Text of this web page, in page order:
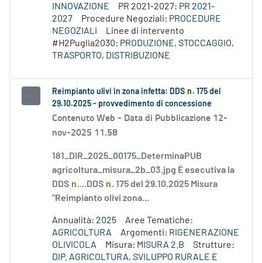
INNOVAZIONE
PR 2021-2027: PR 2021-
2027
Procedure Negoziali: PROCEDURE
NEGOZIALI
Linee di intervento
#H2Puglia2030: PRODUZIONE, STOCCAGGIO,
TRASPORTO, DISTRIBUZIONE
Reimpianto ulivi in zona infetta: DDS n . 175 del
29.10.2025 - provvedimento di concessione
Contenuto Web - Data di Pubblicazione 12-
nov-2025 11.58
181_DIR_2025_00175_DeterminaPUB
agricoltura_misura_2b_03.jpg È esecutiva la
DDS n....DDS n. 175 del 29.10.2025 Misura
“Reimpianto olivi zona...
Annualità: 2025
Aree Tematiche:
AGRICOLTURA
Argomenti: RIGENERAZIONE
OLIVICOLA
Misura: MISURA 2.B
Strutture:
DIP. AGRICOLTURA, SVILUPPO RURALE E